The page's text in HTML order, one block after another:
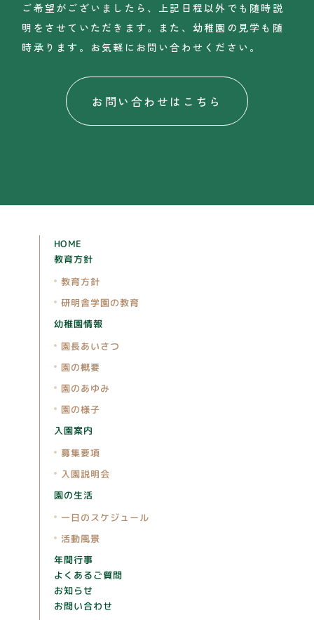
ご希望がございましたら、上記日程以外でも随時説
明をさせていただきます。
また、幼稚園の見学も随
時承ります。お気軽にお問い合わせください。
お問い合わせはこちら
HOME
教育方針
教育方針
研明舎学園の教育
幼稚園情報
園長あいさつ
園の概要
園のあゆみ
園の様子
入園案内
募集要項
入園説明会
園の生活
一日のスケジュール
活動風景
年間行事
よくあるご質問
お知らせ
お問い合わせ